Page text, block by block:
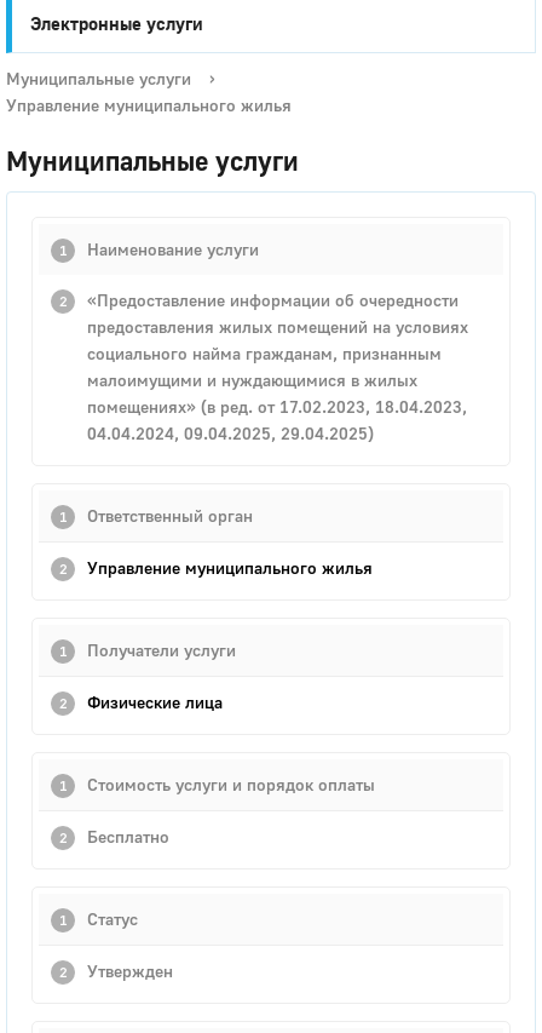
Электронные услуги
Муниципальные услуги
›
Управление муниципального жилья
Муниципальные услуги
Наименование услуги
«Предоставление информации об очередности
предоставления жилых помещений на условиях
социального найма гражданам, признанным
малоимущими и нуждающимися в жилых
помещениях» (в ред. от 17.02.2023, 18.04.2023,
04.04.2024, 09.04.2025, 29.04.2025)
Ответственный орган
Управление муниципального жилья
Получатели услуги
Физические лица
Стоимость услуги и порядок оплаты
Бесплатно
Статус
Утвержден